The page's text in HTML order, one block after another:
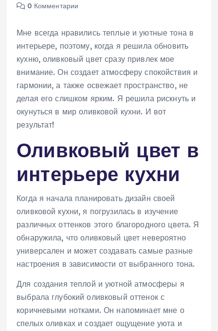
0 Комментарии
Мне всегда нравились теплые и уютные тона в
интерьере, поэтому, когда я решила обновить
кухню, оливковый цвет сразу привлек мое
внимание. Он создает атмосферу спокойствия и
гармонии, а также освежает пространство, не
делая его слишком ярким. Я решила рискнуть и
окунуться в мир оливковой кухни. И вот
результат!
Оливковый цвет в
интерьере кухни
Когда я начала планировать дизайн своей
оливковой кухни, я погрузилась в изучение
различных оттенков этого благородного цвета. Я
обнаружила, что оливковый цвет невероятно
универсален и может создавать самые разные
настроения в зависимости от выбранного тона.
Для создания теплой и уютной атмосферы я
выбрала глубокий оливковый оттенок с
коричневыми нотками. Он напоминает мне о
спелых оливках и создает ощущение уюта и